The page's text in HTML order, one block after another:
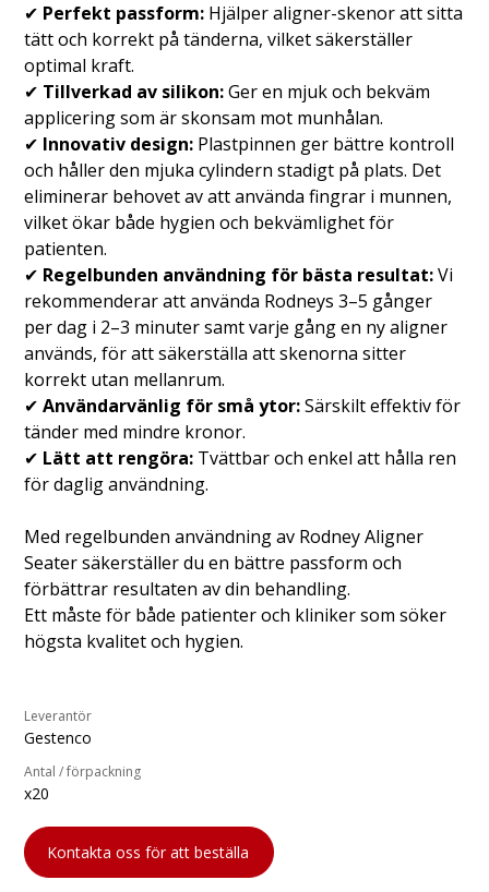
✔ Perfekt passform: Hjälper aligner-skenor att sitta
tätt och korrekt på tänderna, vilket säkerställer
optimal kraft.
✔ Tillverkad av silikon:Ger en mjuk och bekväm
applicering som är skonsam mot munhålan.
✔ Innovativ design: Plastpinnen ger bättre kontroll
och håller den mjuka cylindern stadigt på plats. Det
eliminerar behovet av att använda fingrar i munnen,
vilket ökar både hygien och bekvämlighet för
patienten.
✔ Regelbunden användning för bästa resultat:Vi
rekommenderar att använda Rodneys 3–5 gånger
per dag i 2–3 minuter samt varje gång en ny aligner
används, för att säkerställa att skenorna sitter
korrekt utan mellanrum.
✔Användarvänlig för små ytor:Särskilt effektiv för
tänder med mindre kronor.
✔ Lätt att rengöra: Tvättbar och enkel att hålla ren
för daglig användning.
Med regelbunden användning av Rodney Aligner
Seater säkerställer du en bättre passform och
förbättrar resultaten av din behandling.
Ett måste för både patienter och kliniker som söker
högsta kvalitet och hygien.
Leverantör
Gestenco
Antal / förpackning
x20
Kontakta oss för att beställa